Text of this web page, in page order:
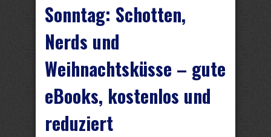
Sonntag: Schotten,
Nerds und
Weihnachtsküsse – gute
eBooks, kostenlos und
reduziert